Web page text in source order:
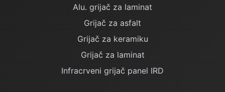
Alu. grijač za laminat
Grijač za asfalt
Grijač za keramiku
Grijač za laminat
Infracrveni grijač panel IRD